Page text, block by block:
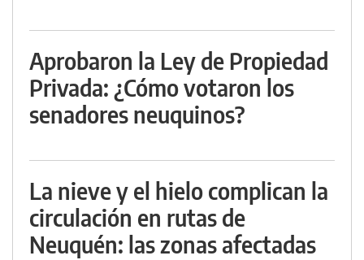
Aprobaron la Ley de Propiedad
Privada: ¿Cómo votaron los
senadores neuquinos?
La nieve y el hielo complican la
circulación en rutas de
Neuquén: las zonas afectadas